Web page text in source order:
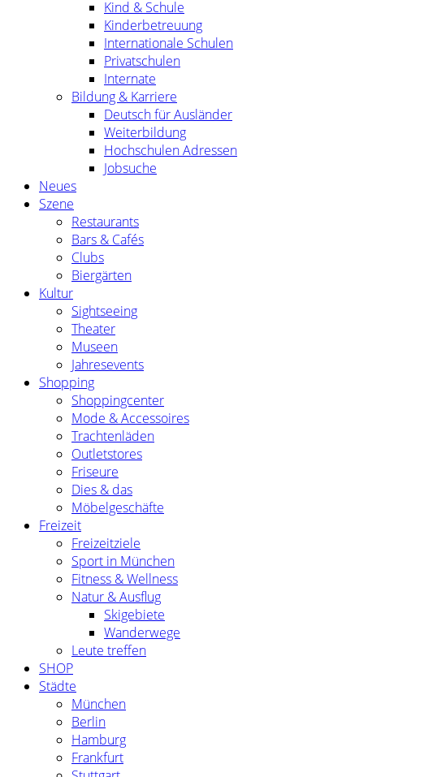
Kind & Schule
Kinderbetreuung
Internationale Schulen
Privatschulen
Internate
Bildung & Karriere
Deutsch für Ausländer
Weiterbildung
Hochschulen Adressen
Jobsuche
Neues
Szene
Restaurants
Bars & Cafés
Clubs
Biergärten
Kultur
Sightseeing
Theater
Museen
Jahresevents
Shopping
Shoppingcenter
Mode & Accessoires
Trachtenläden
Outletstores
Friseure
Dies & das
Möbelgeschäfte
Freizeit
Freizeitziele
Sport in München
Fitness & Wellness
Natur & Ausflug
Skigebiete
Wanderwege
Leute treffen
SHOP
Städte
München
Berlin
Hamburg
Frankfurt